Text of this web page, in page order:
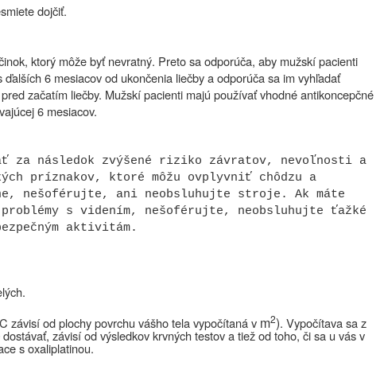
dojčiť.
ktorý môže byť nevratný. Preto sa odporúča, aby mužskí pacienti
6 mesiacov od ukončenia liečby a odporúča sa im vyhľadať
začatím liečby. Mužskí pacienti majú používať vhodné antikoncepčné
6 mesiacov.
za následok zvýšené riziko závratov, nevoľnosti a
príznakov, ktoré môžu ovplyvniť chôdzu a
nešoférujte, ani neobsluhujte stroje. Ak máte
s videním, nešoférujte, neobsluhujte ťažké
aktivitám.
závisí od plochy povrchu vášho tela vypočítaná v m2). Vypočítava sa z
závisí od výsledkov krvných testov a tiež od toho, či sa u vás v
s oxaliplatinou.